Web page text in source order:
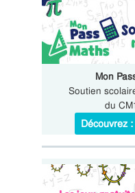
Mon
Soutien
du
Découvrez